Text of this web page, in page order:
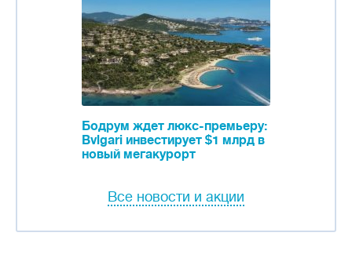
Бодрум ждет люкс-премьеру:
Bvlgari инвестирует $1 млрд в
новый мегакурорт
Все новости и акции